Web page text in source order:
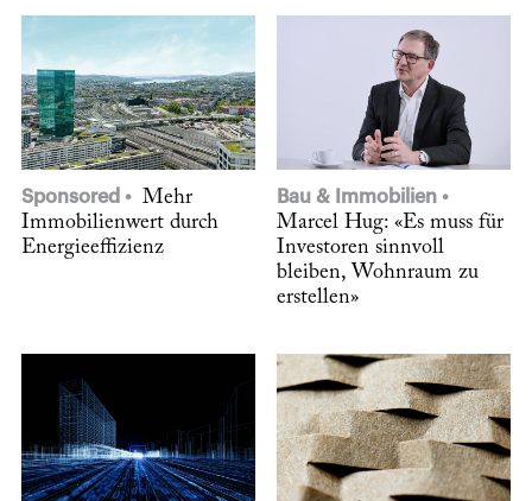
Sponsored
Mehr
Immobilienwert durch
Energieeffizienz
Bau & Immobilien
Marcel Hug: «Es muss für
Investoren sinnvoll
bleiben, Wohnraum zu
erstellen»